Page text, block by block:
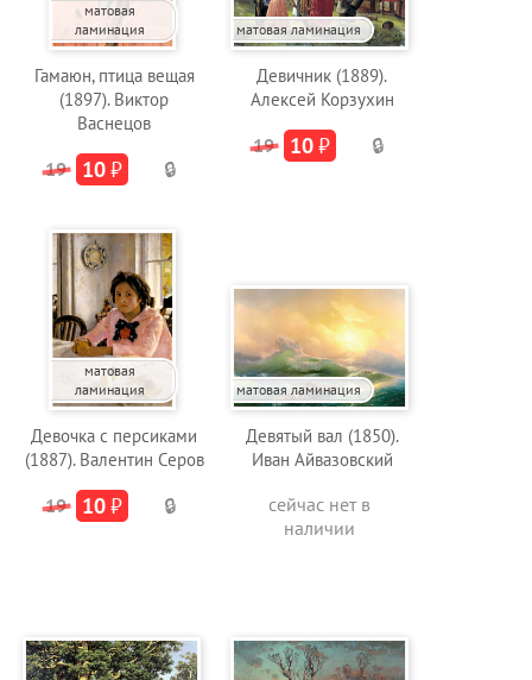
матовая
ламинация
Гамаюн, птица вещая
(1897). Виктор
Васнецов
19 10₽ 🔒
матовая ламинация
Девичник (1889).
Алексей Корзухин
19 10₽ 🔒
матовая
ламинация
Девочка с персиками
(1887). Валентин Серов
19 10₽ 🔒
матовая ламинация
Девятый вал (1850).
Иван Айвазовский
сейчас нет в
наличии